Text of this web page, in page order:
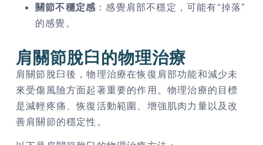
關節不穩定感 ：感覺肩部不穩定，可能有“掉落”
的感覺。
肩關節脫臼的物理治療
肩關節脫臼後，物理治療在恢復肩部功能和減少未
來受傷風險方面起著重要的作用。物理治療的目標
是減輕疼痛、恢復活動範圍、增強肌肉力量以及改
善肩關節的穩定性。